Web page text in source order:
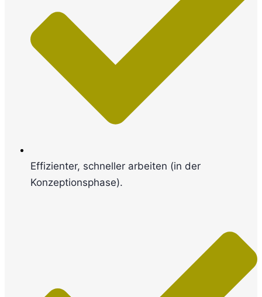
Effizienter, schneller arbeiten (in der
Konzeptionsphase).